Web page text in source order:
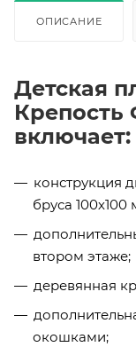
ОПИСАНИЕ
Детская
Крепость
включает:
конструкция
бруса 100х100
втором этаже;
деревянная
окошками;